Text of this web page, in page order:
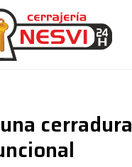
cerradura